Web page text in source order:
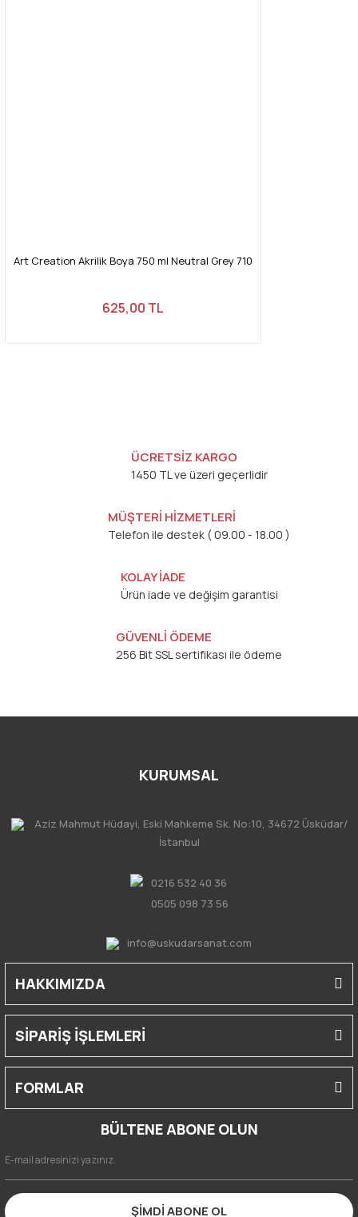
Art Creation Akrilik Boya 750 ml Neutral Grey 710
625,00 TL
ÜCRETSİZ KARGO
1450 TL ve üzeri geçerlidir
MÜŞTERİ HİZMETLERİ
Telefon ile destek ( 09.00 - 18.00 )
KOLAY İADE
Ürün iade ve değişim garantisi
GÜVENLİ ÖDEME
256 Bit SSL sertifikası ile ödeme
KURUMSAL
Aziz Mahmut Hüdayi, Eski Mahkeme Sk. No:10, 34672 Üsküdar/
İstanbul
0216 532 40 36
0505 098 73 56
info@uskudarsanat.com
HAKKIMIZDA
SİPARİŞ İŞLEMLERİ
FORMLAR
BÜLTENE ABONE OLUN
ŞİMDİ ABONE OL